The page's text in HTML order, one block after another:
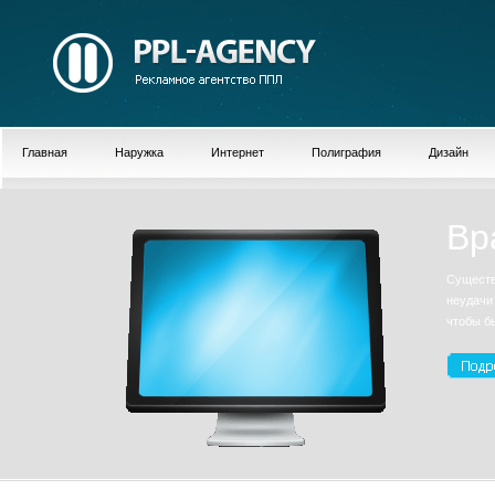
Главная Наружка Интернет Полиграфия Дизайн
чтобы